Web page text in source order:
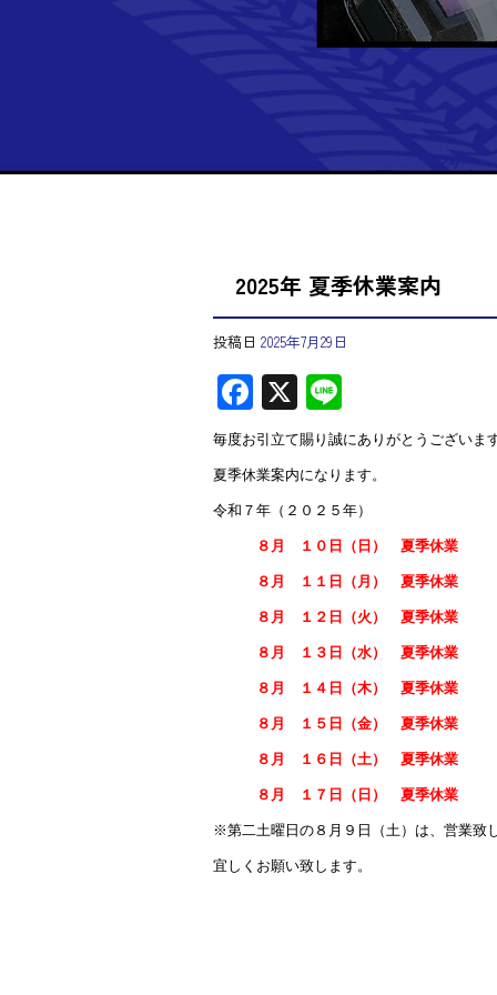
2025年 夏季休業案内
投稿日 2025年7月29日
F
ac
e
b
o
ok
X
ne
毎度お引立て賜り誠にありがとうございま
夏季休業案内になります。
令和７年（２０２５年）
８月 １０日（日） 夏季休業
８月 １１日（月） 夏季休業
８月 １２日（火） 夏季休業
８月 １３日（水） 夏季休業
８月 １４日（木） 夏季休業
８月 １５日（金） 夏季休業
８月 １６日（土） 夏季休業
８月 １７日（日） 夏季休業
※第二土曜日の８月９日（土）は、営業致
宜しくお願い致します。